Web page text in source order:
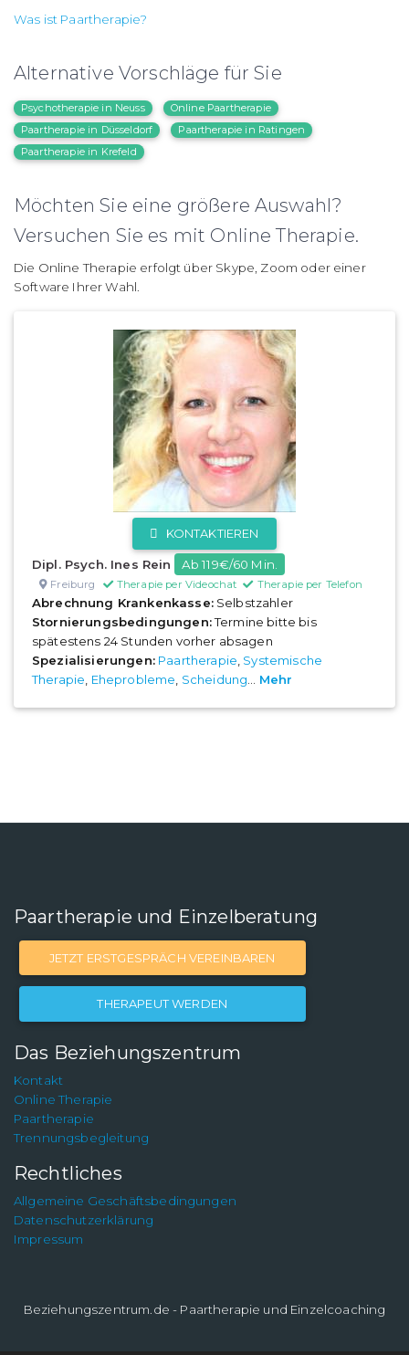
Was ist Paartherapie?
Alternative Vorschläge für Sie
Psychotherapie in Neuss
Online Paartherapie
Paartherapie in Düsseldorf
Paartherapie in Ratingen
Paartherapie in Krefeld
Möchten Sie eine größere Auswahl?
Versuchen Sie es mit Online Therapie.
Die Online Therapie erfolgt über Skype, Zoom oder einer
Software Ihrer Wahl.
KONTAKTIEREN
Dipl. Psych. Ines Rein Ab 119€/60 Min.
Freiburg Therapie per Videochat Therapie per Telefon
Abrechnung Krankenkasse:Selbstzahler
Stornierungsbedingungen:Termine bitte bis
spätestens 24 Stunden vorher absagen
Spezialisierungen: Paartherapie Systemische
Therapie Eheprobleme Scheidung Mehr
Paartherapie und Einzelberatung
JETZT ERSTGESPRÄCH VEREINBAREN
THERAPEUT WERDEN
Das Beziehungszentrum
Kontakt
Online Therapie
Paartherapie
Trennungsbegleitung
Rechtliches
Allgemeine Geschäftsbedingungen
Datenschutzerklärung
Impressum
Beziehungszentrum.de - Paartherapie und Einzelcoaching